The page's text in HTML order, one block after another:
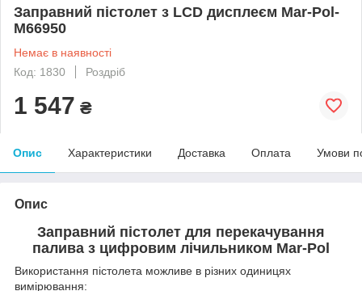
Заправний пістолет з LCD дисплеєм Mar-Pol-
M66950
Немає в наявності
Код: 1830
Роздріб
1 547 ₴
Опис Характеристики Доставка Оплата Умови
Опис
Заправний пістолет для перекачування
палива з цифровим лічильником Mar-Pol
Використання пістолета можливе в різних одиницях
вимірювання: